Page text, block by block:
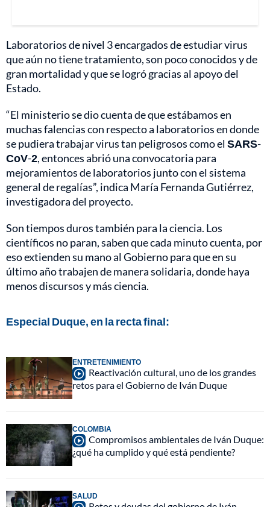
Laboratorios de nivel 3 encargados de estudiar virus
que aún no tiene tratamiento, son poco conocidos y de
gran mortalidad y que se logró gracias al apoyo del
Estado.
“El ministerio se dio cuenta de que estábamos en
muchas falencias con respecto a laboratorios en donde
se pudiera trabajar virus tan peligrosos como elSARS-
CoV-2, entonces abrió una convocatoria para
mejoramientos de laboratorios junto con el sistema
general de regalías”, indica María Fernanda Gutiérrez,
investigadora del proyecto.
Son tiempos duros también para la ciencia. Los
científicos no paran, saben que cada minuto cuenta, por
eso extienden su mano al Gobierno para que en su
último año trabajen de manera solidaria, donde haya
menos discursos y más ciencia.
Especial Duque, en la recta final:
ENTRETENIMIENTO
Reactivación cultural, uno de los grandes
retos para el Gobierno de Iván Duque
COLOMBIA
Compromisos ambientales de Iván Duque:
¿qué ha cumplido y qué está pendiente?
SALUD